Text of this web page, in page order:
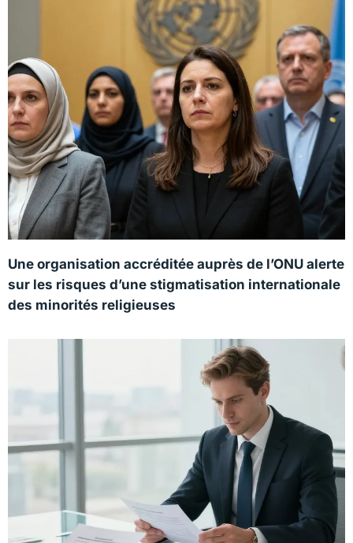
Une organisation accréditée auprès de l’ONU alerte
sur les risques d’une stigmatisation internationale
des minorités religieuses